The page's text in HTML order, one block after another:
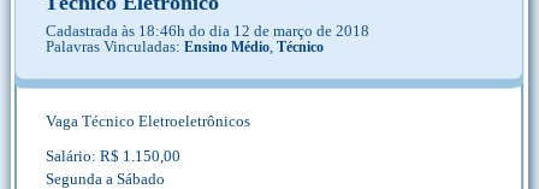
Cadastrada às 18:46h do dia 12 de março de 2018
Palavras Vinculadas: Ensino Médio, Técnico
Vaga Técnico Eletroeletrônicos
Salário: R$ 1.150,00
Segunda a Sábado